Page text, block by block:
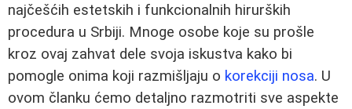
najčešćih estetskih i funkcionalnih hirurških
procedura u Srbiji. Mnoge osobe koje su prošle
kroz ovaj zahvat dele svoja iskustva kako bi
pomogle onima koji razmišljaju o korekciji nosa. U
ovom članku ćemo detaljno razmotriti sve aspekte